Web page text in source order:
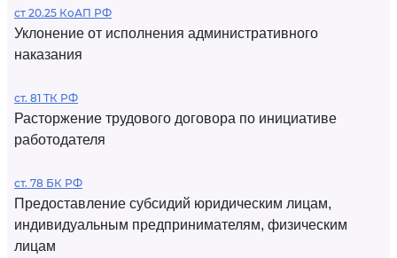
ст 20.25 КоАП РФ
Уклонение от исполнения административного
наказания
ст. 81 ТК РФ
Расторжение трудового договора по инициативе
работодателя
ст. 78 БК РФ
Предоставление субсидий юридическим лицам,
индивидуальным предпринимателям, физическим
лицам